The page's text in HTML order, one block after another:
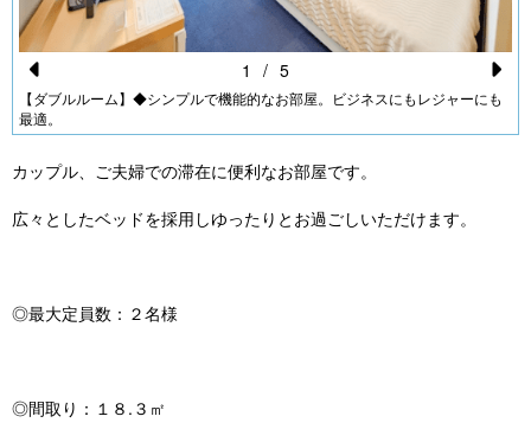
Pr
e
vi
o
【ダブルルーム】◆シンプルで機能的なお部屋。ビジネスにもレジャーにも
最適。
N
e
1 / 5
カップル、ご夫婦での滞在に便利なお部屋です。
広々としたベッドを採用しゆったりとお過ごしいただけます。
◎最大定員数：２名様
◎間取り：１８.３㎡